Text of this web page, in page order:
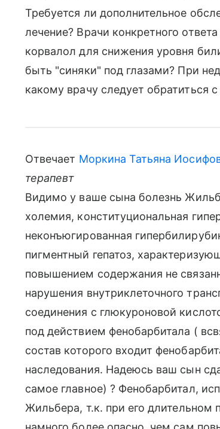
Требуется ли дополнительное
лечение? Врачи конкретного
корвалол для снижения уровня
быть "синяки" под глазами? При
какому врачу следует обратиться
Отвечает Моркина Татьяна
терапевт
Видимо у ваше сына болезнь
холемия, конституциональная
неконъюгированная
пигментный гепатоз,
повышением содержания не
нарушения внутриклеточного
соединения с глюкуроновой
под действием фенобарбитала (
состав которого входит
наследования. Надеюсь ваш сын
самое главное) ? Фенобарбитал,
Жильбера, т.к. при его длительном